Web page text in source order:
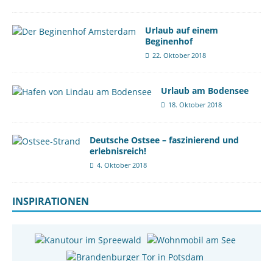
Urlaub auf einem
Beginenhof
22. Oktober 2018
Urlaub am Bodensee
18. Oktober 2018
Deutsche Ostsee – faszinierend und
erlebnisreich!
4. Oktober 2018
INSPIRATIONEN